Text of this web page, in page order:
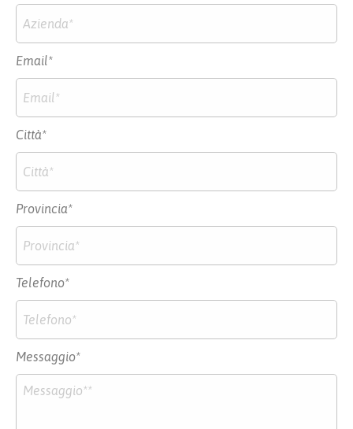
Email*
Città*
Provincia*
Telefono*
Messaggio*